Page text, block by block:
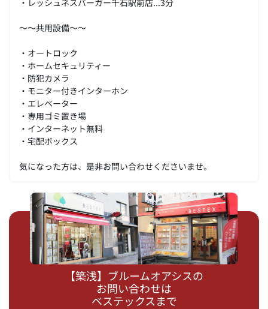
～～共用設備～～
・オートロック
・ホームセキュリティー
・防犯カメラ
・モニター付きインターホン
・エレベーター
・専用ゴミ置き場
・インターネット無料
・宅配ボックス
気になった方は、是非お問い合わせくださいませ。
【築浅】ブルームオアシスの
お問い合わせは
ベステックスまで